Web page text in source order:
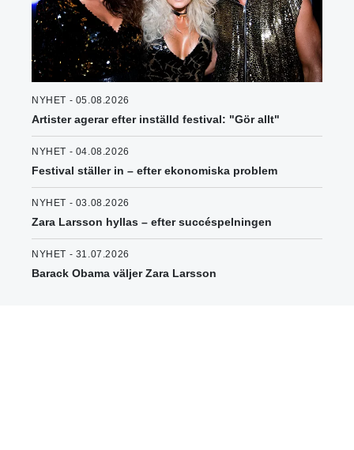
NYHET - 05.08.2026
Artister agerar efter inställd festival: "Gör allt"
NYHET - 04.08.2026
Festival ställer in – efter ekonomiska problem
NYHET - 03.08.2026
Zara Larsson hyllas – efter succéspelningen
NYHET - 31.07.2026
Barack Obama väljer Zara Larsson